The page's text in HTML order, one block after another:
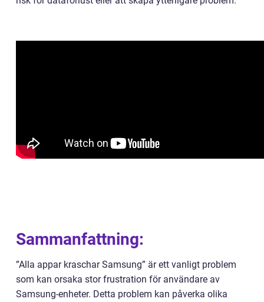
Sammanfattning:
”Alla appar kraschar Samsung” är ett vanligt problem
som kan orsaka stor frustration för användare av
Samsung-enheter. Detta problem kan påverka olika